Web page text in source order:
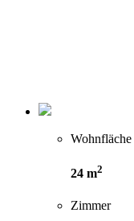
Wohnfläche
24 m2
Zimmer